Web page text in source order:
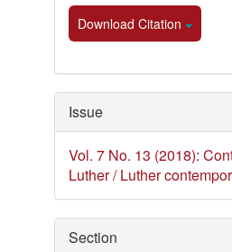
Download Citation
Issue
Vol. 7 No. 13 (2018):
Luther / Luther
Section